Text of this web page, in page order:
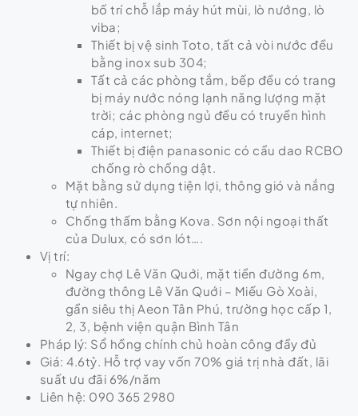
bố trí chỗ lắp máy hút mùi, lò nướng, lò
viba;
Thiết bị vệ sinh Toto, tất cả vòi nước đều
bằng inox sub 304;
Tất cả các phòng tắm, bếp đều có trang
bị máy nước nóng lạnh năng lượng mặt
trời; các phòng ngủ đều có truyền hình
cáp, internet;
Thiết bị điện panasonic có cầu dao RCBO
chống rò chống dật.
Mặt bằng sử dụng tiện lợi, thông gió và nắng
tự nhiên.
Chống thấm bằng Kova. Sơn nội ngoại thất
của Dulux, có sơn lót….
Vị trí:
Ngay chợ Lê Văn Quới, mặt tiền đường 6m,
đường thông Lê Văn Quới – Miếu Gò Xoài,
gần siêu thị Aeon Tân Phú, trường học cấp 1,
2, 3, bệnh viện quận Bình Tân
Pháp lý: Sổ hồng chính chủ hoàn công đầy đủ
Giá: 4.6tỷ. Hỗ trợ vay vốn 70% giá trị nhà đất, lãi
suất ưu đãi 6%/năm
Liên hệ: 090 365 2980